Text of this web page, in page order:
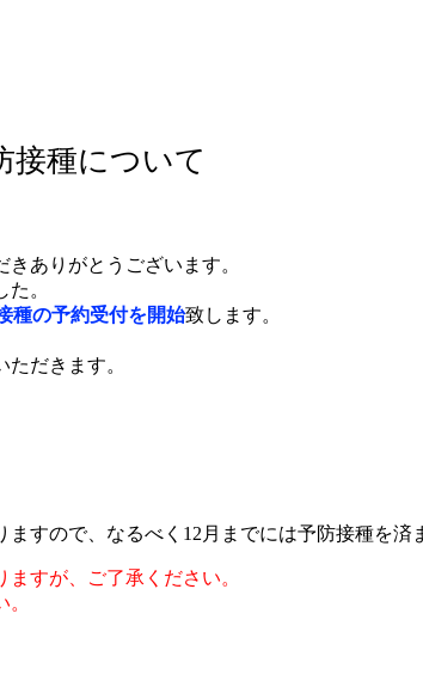
接種について
ありがとうございます。
。
種の予約受付を開始致します。
だきます。
すので、なるべく12月までには予防接種を済
すが、ご了承ください。